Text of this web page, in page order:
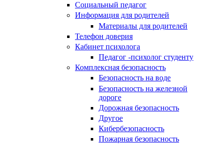
Социальный педагог
Информация для родителей
Материалы для родителей
Телефон доверия
Кабинет психолога
Педагог -психолог студенту
Комплексная безопасность
Безопасность на воде
Безопасность на железной
дороге
Дорожная безопасность
Другое
Кибербезопасность
Пожарная безопасность